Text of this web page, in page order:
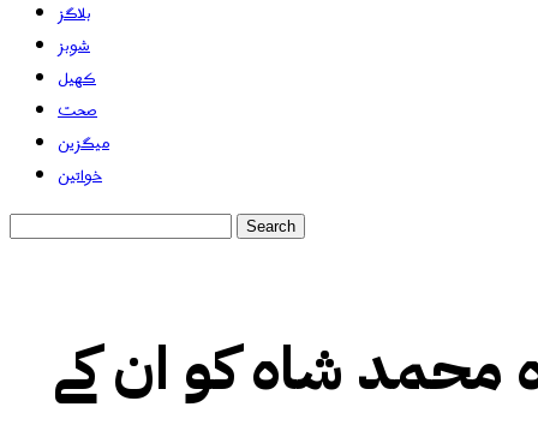
بلاگز
شوبز
کھیل
صحت
میگزین
خواتین
شاہ کو ان کے